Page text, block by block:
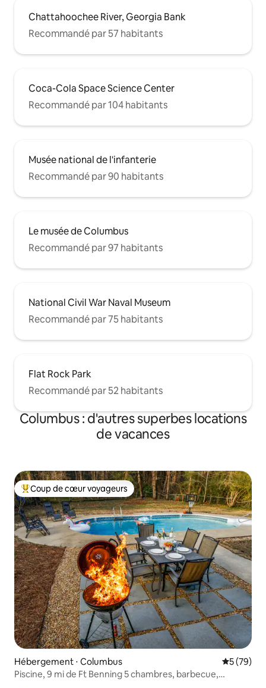
Chattahoochee River, Georgia Bank
Recommandé par 57 habitants
Coca-Cola Space Science Center
Recommandé par 104 habitants
Musée national de l'infanterie
Recommandé par 90 habitants
Le musée de Columbus
Recommandé par 97 habitants
National Civil War Naval Museum
Recommandé par 75 habitants
Flat Rock Park
Recommandé par 52 habitants
Columbus : d'autres superbes locations
de vacances
Coups de cœur voyageurs les plus appréciés
Coup de cœur voyageurs
Hébergement ⋅ Columbus
5 (79)
Piscine, 9 mi de Ft Benning 5 chambres, barbecue,